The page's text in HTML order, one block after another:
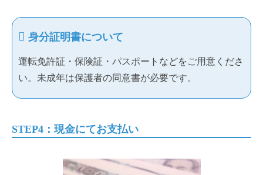
身分証明書について
運転免許証・保険証・パスポートなどをご用意くださ
い。未成年は保護者の同意書が必要です。
STEP4：現金にてお支払い